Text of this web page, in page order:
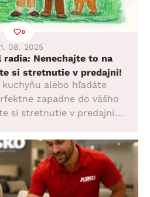
0
08. 2025
radia: Nenechajte to na
si stretnutie v predajni!
alebo hľadáte
zapadne do vášho
si stretnutie v predajni s
také, ktoré sadne vášmu
štýlu ako uliate. Martin
a Gabriel vie všetko